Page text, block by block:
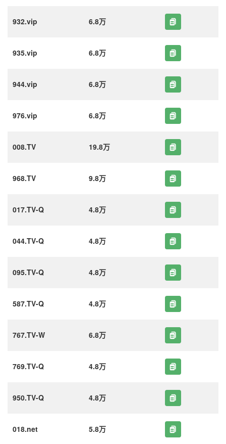
932.vip 6.8万
935.vip 6.8万
944.vip 6.8万
976.vip 6.8万
008.TV 19.8万
968.TV 9.8万
017.TV-Q 4.8万
044.TV-Q 4.8万
095.TV-Q 4.8万
587.TV-Q 4.8万
767.TV-W 6.8万
769.TV-Q 4.8万
950.TV-Q 4.8万
018.net 5.8万